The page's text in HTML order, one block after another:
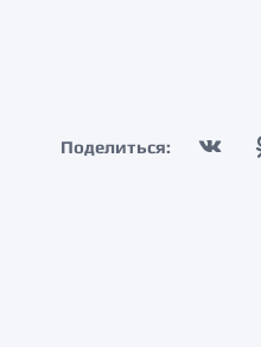
Поделиться: